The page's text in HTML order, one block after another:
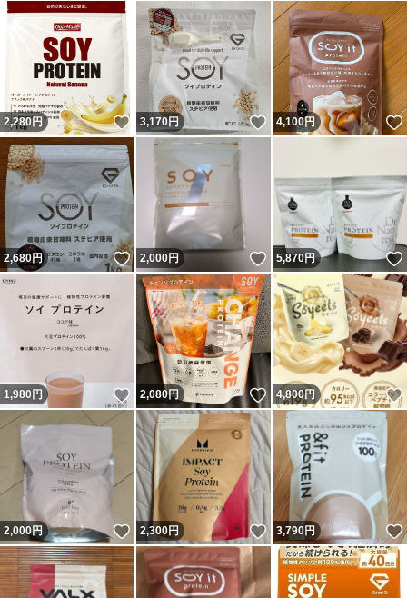
2,280円 いいね！
3,170円 いいね！
4,100円
2,680円 いいね！
2,000円 いいね！
5,870円
1,980 円 いいね！
2,080円 いいね！
4,800円
2,000円 いいね！
2,300円 いいね！
3,790円